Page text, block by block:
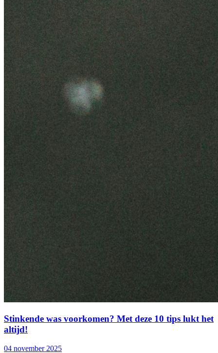
Stinkende was voorkomen? Met deze 10 tips lukt het
altijd!
04 november 2025